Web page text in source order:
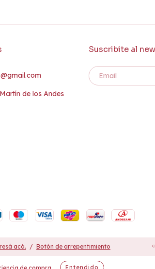
de compra. Entendido
de los Andes
Suscribite al
acá. / Botón de arrepentimiento